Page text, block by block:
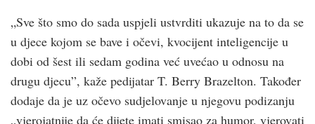
„Sve što smo do sada uspjeli ustvrditi ukazuje na to da se
u djece kojom se bave i očevi, kvocijent inteligencije u
dobi od šest ili sedam godina već uvećao u odnosu na
drugu djecu”, kaže pedijatar T. Berry Brazelton. Također
dodaje da je uz očevo sudjelovanje u njegovu podizanju
„vjerojatnije da će dijete imati smisao za humor, vjerovati